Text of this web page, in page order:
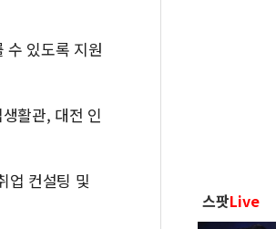
수 있도록 지원
활관, 대전 인
업 컨설팅 및
스팟Live